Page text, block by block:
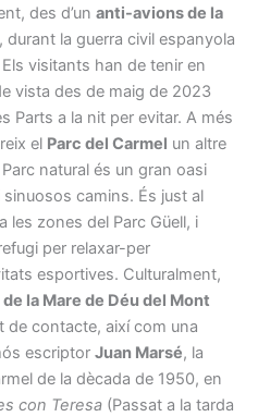
des d’un anti-avions de la
durant la guerra civil espanyola
visitants han de tenir en
vista des de maig de 2023
Parts a la nit per evitar. A més
el Parc del Carmel un altre
natural és un gran oasi
camins. És just al
les zones del Parc Güell, i
per relaxar-per
esportives. Culturalment,
la Mare de Déu del Mont
de contacte, així com una
escriptor Juan Marsé, la
de la dècada de 1950, en
con Teresa (Passat a la tarda